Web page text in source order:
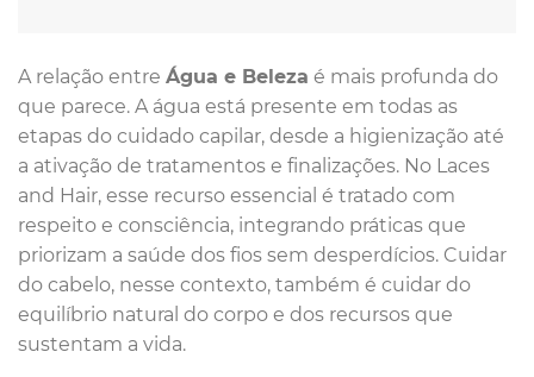
A relação entre Água e Beleza é mais profunda do
que parece. A água está presente em todas as
etapas do cuidado capilar, desde a higienização até
a ativação de tratamentos e finalizações. No Laces
and Hair, esse recurso essencial é tratado com
respeito e consciência, integrando práticas que
priorizam a saúde dos fios sem desperdícios. Cuidar
do cabelo, nesse contexto, também é cuidar do
equilíbrio natural do corpo e dos recursos que
sustentam a vida.